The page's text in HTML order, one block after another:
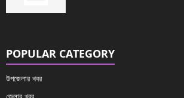
POPULAR CATEGORY
উপজেলার খবর